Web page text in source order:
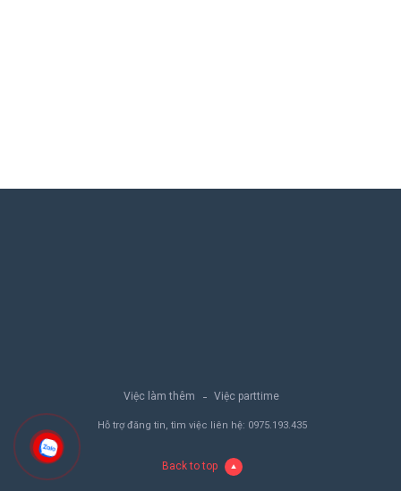
Việc làm thêm Việc parttime
Hỗ trợ đăng tin, tìm việc liên hệ: 0975.193.435
Back to top